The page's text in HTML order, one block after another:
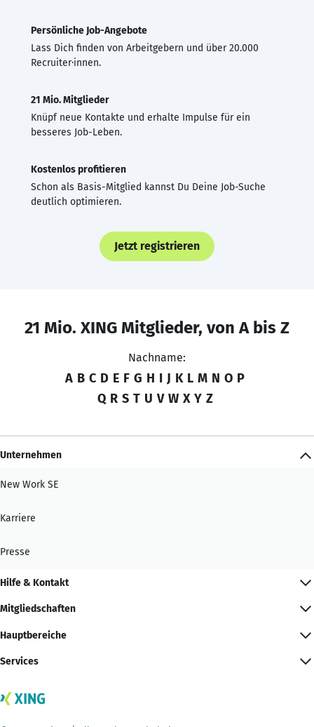
Persönliche Job-Angebote
Lass Dich finden von Arbeitgebern und über 20.000
Recruiter·innen.
21 Mio. Mitglieder
Knüpf neue Kontakte und erhalte Impulse für ein
besseres Job-Leben.
Kostenlos profitieren
Schon als Basis-Mitglied kannst Du Deine Job-Suche
deutlich optimieren.
Jetzt registrieren
21 Mio. XING Mitglieder, von A bis Z
Nachname:
A B C D E F G H I J K L M N O P
Q R S T U V W X Y Z
Unternehmen
New Work SE
Karriere
Presse
Hilfe & Kontakt
Mitgliedschaften
Hauptbereiche
Services